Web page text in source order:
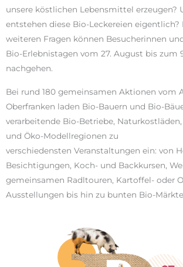
unsere köstlichen Lebensmittel erzeugen?
entstehen diese Bio-Leckereien eigentlich?
weiteren Fragen können Besucherinnen
Bio-Erlebnistagen vom 27. August bis zum
nachgehen.
Bei rund 180 gemeinsamen Aktionen vom
Oberfranken laden Bio-Bauern und Bio-
verarbeitende Bio-Betriebe,
und Öko-Modellregionen zu
verschiedensten Veranstaltungen ein: von
Besichtigungen, Koch- und Backkursen,
gemeinsamen Radltouren, Kartoffel- oder
Ausstellungen bis hin zu bunten Bio-